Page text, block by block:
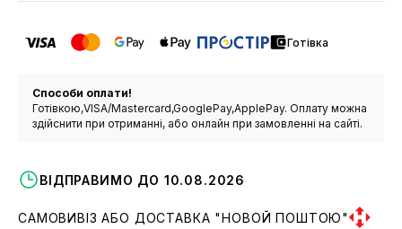
Готівка
Способи оплати!
Готівкою,VISA/Mastercard,GooglePay,ApplePay. Оплату можна
здійснити при отриманні, або онлайн при замовленні на сайті.
ВІДПРАВИМО ДО 10.08.2026
САМОВИВІЗ АБО ДОСТАВКА "НОВОЙ ПОШТОЮ"